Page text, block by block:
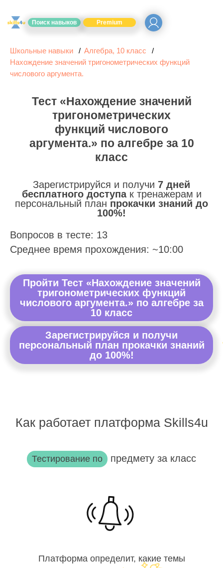
Поиск навыков Premium
Школьные навыки
Алгебра, 10 класс
Нахождение значений тригонометрических функций
числового аргумента.
Тест «Нахождение значений
тригонометрических
функций числового
аргумента.» по алгебре за 10
класс
Зарегистрируйся и получи 7 дней
бесплатного доступак тренажерам и
персональный план прокачки знаний до
100%!
Вопросов в тесте: 13
Среднее время прохождения: ~10:00
Пройти Тест «Нахождение значений
тригонометрических функций
числового аргумента.» по алгебре за
10 класс
Зарегистрируйся и получи
персональный план прокачки знаний
до 100%!
Как работает платформа Skills4u
Тестирование по предмету за класс
Платформа определит, какие темы